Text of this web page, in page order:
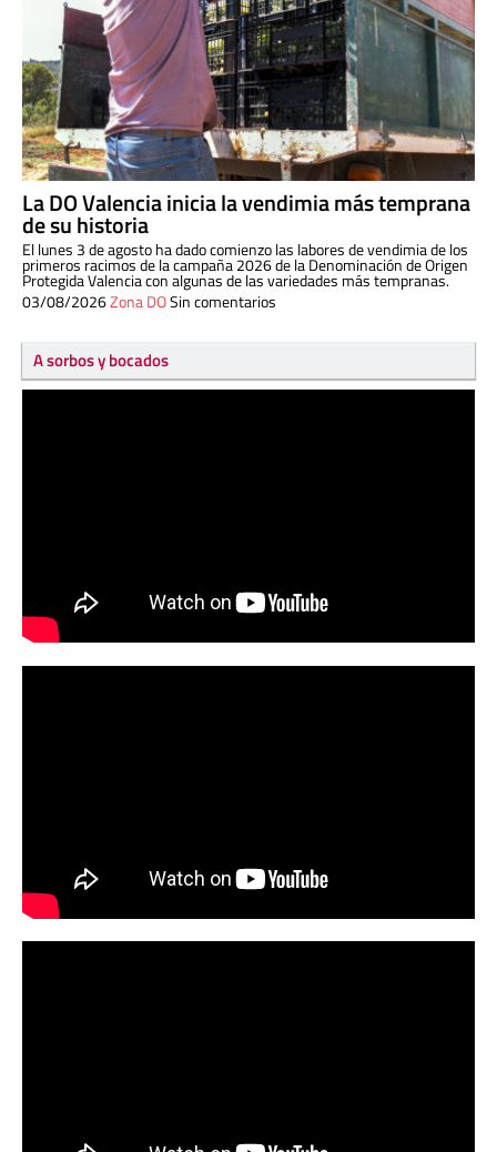
La DO Valencia inicia la vendimia más temprana
de su historia
El lunes 3 de agosto ha dado comienzo las labores de vendimia de los
primeros racimos de la campaña 2026 de la Denominación de Origen
Protegida Valencia con algunas de las variedades más tempranas.
03/08/2026Zona DOSin comentarios
A sorbos y bocados